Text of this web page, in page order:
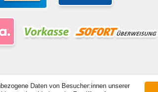
Daten von Besucher:innen unserer